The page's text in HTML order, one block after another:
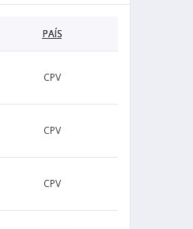
PAÍS
CPV
CPV
CPV